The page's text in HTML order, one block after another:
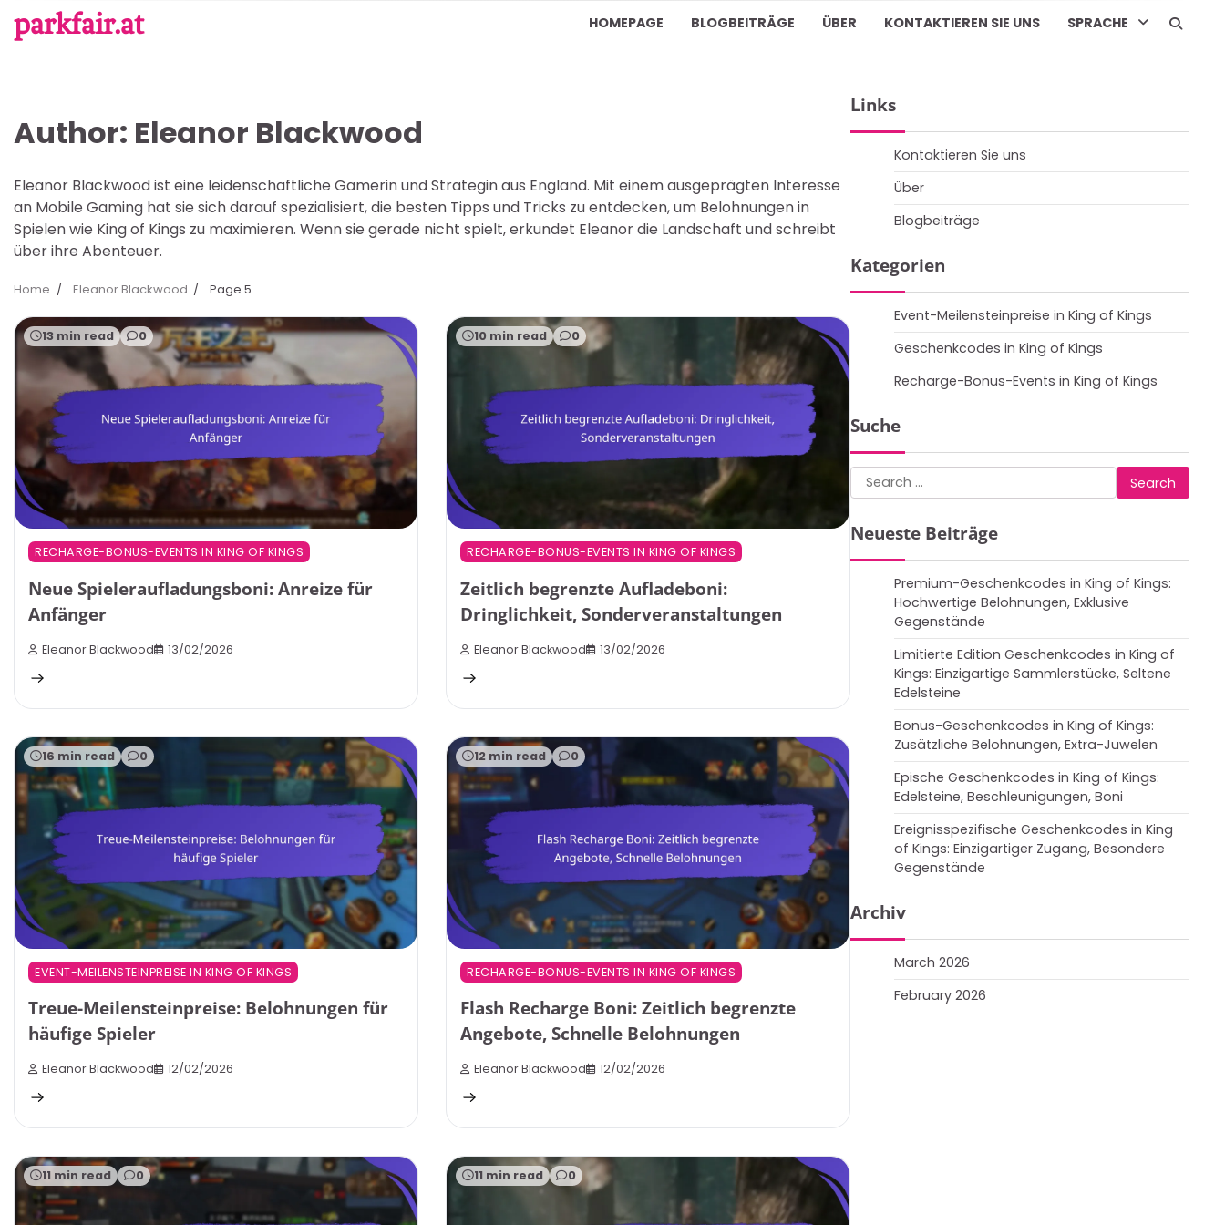
parkfair.at HOMEPAGE BLOGBEITRÄGE ÜBER KONTAKTIEREN SIE UNS SPRACHE
Author: Eleanor Blackwood
Eleanor Blackwood ist eine leidenschaftliche Gamerin und Strategin aus England. Mit einem ausgeprägten Interesse
an Mobile Gaming hat sie sich darauf spezialisiert, die besten Tipps und Tricks zu entdecken, um Belohnungen in
Spielen wie King of Kings zu maximieren. Wenn sie gerade nicht spielt, erkundet Eleanor die Landschaft und schreibt
über ihre Abenteuer.
Home Eleanor Blackwood Page 5
13 min read 0
RECHARGE-BONUS-EVENTS IN KING OF KINGS
Neue Spieleraufladungsboni: Anreize für
Anfänger
Eleanor Blackwood 13/02/2026
10 min read 0
RECHARGE-BONUS-EVENTS IN KING OF KINGS
Zeitlich begrenzte Aufladeboni:
Dringlichkeit, Sonderveranstaltungen
Eleanor Blackwood 13/02/2026
16 min read 0
EVENT-MEILENSTEINPREISE IN KING OF KINGS
Treue-Meilensteinpreise: Belohnungen für
häufige Spieler
Eleanor Blackwood 12/02/2026
12 min read 0
RECHARGE-BONUS-EVENTS IN KING OF KINGS
Flash Recharge Boni: Zeitlich begrenzte
Angebote, Schnelle Belohnungen
Eleanor Blackwood 12/02/2026
11 min read 0 11 min read 0
Links
Kontaktieren Sie uns
Über
Blogbeiträge
Kategorien
Event-Meilensteinpreise in King of Kings
Geschenkcodes in King of Kings
Recharge-Bonus-Events in King of Kings
Suche
Search
for:
Neueste Beiträge
Premium-Geschenkcodes in King of Kings:
Hochwertige Belohnungen, Exklusive
Gegenstände
Limitierte Edition Geschenkcodes in King of
Kings: Einzigartige Sammlerstücke, Seltene
Edelsteine
Bonus-Geschenkcodes in King of Kings:
Zusätzliche Belohnungen, Extra-Juwelen
Epische Geschenkcodes in King of Kings:
Edelsteine, Beschleunigungen, Boni
Ereignisspezifische Geschenkcodes in King
of Kings: Einzigartiger Zugang, Besondere
Gegenstände
Archiv
March 2026
February 2026